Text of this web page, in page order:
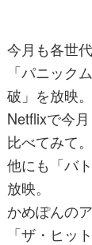
今月も各世
「パニック
破」を放映。
Netflixで今
比べてみて。
他にも「バ
放映。
かめぽんの
「ザ・ヒッ